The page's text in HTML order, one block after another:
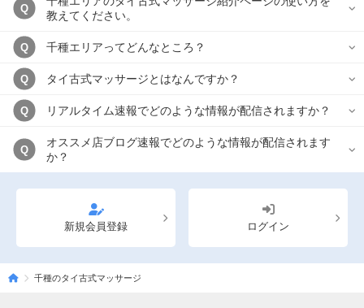
Q
教えてください。
Q 千種エリアってどんなところ？
Q タイ古式マッサージとはなんですか？
Q リアルタイム速報でどのような情報が配信されますか？
Q
オススメ店ブログ速報でどのような情報が配信されます
か？
新規会員登録 ログイン
千種のタイ古式マッサージ